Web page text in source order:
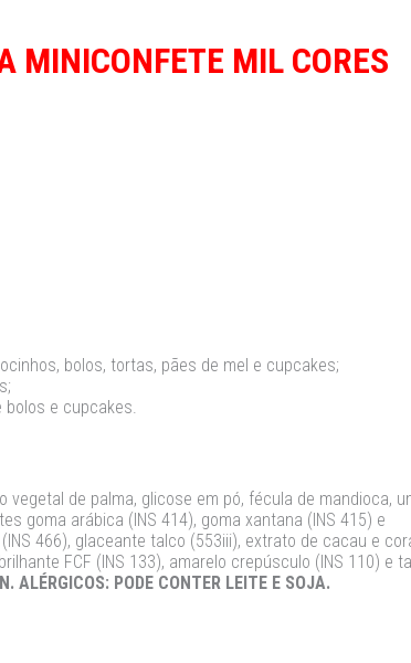
MINICONFETE MIL CORES
bolos, tortas, pães de mel e cupcakes;
bolos e cupcakes.
vegetal de palma, glicose em pó, fécula de mandioca,
goma arábica (INS 414), goma xantana (INS 415) e
466), glaceante talco (553iii), extrato de cacau e
FCF (INS 133), amarelo crepúsculo (INS 110) e
ALÉRGICOS: PODE CONTER LEITE E SOJA.